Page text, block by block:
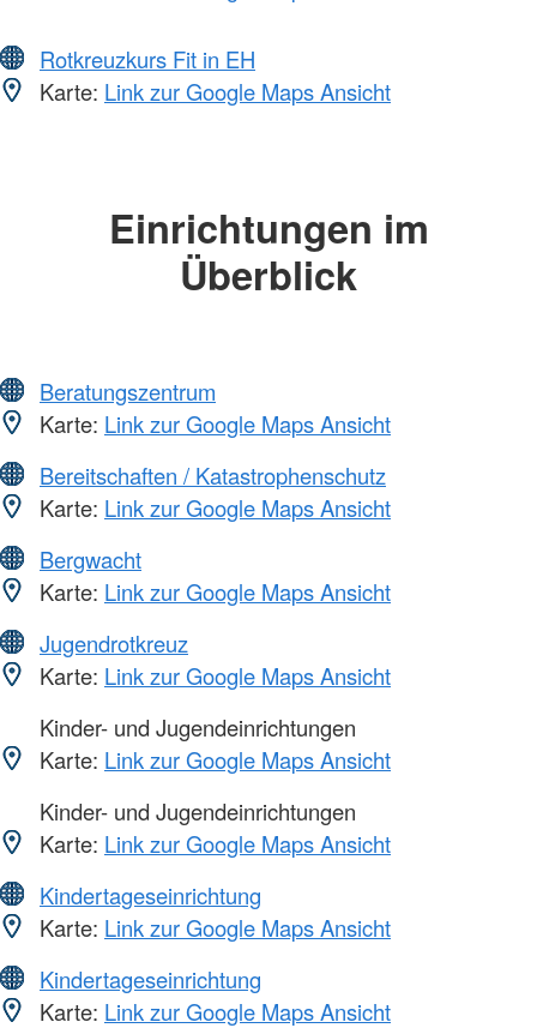
Rotkreuzkurs Fit in EH
Karte: Link zur Google Maps Ansicht
Einrichtungen im
Überblick
Beratungszentrum
Karte: Link zur Google Maps Ansicht
Bereitschaften / Katastrophenschutz
Karte: Link zur Google Maps Ansicht
Bergwacht
Karte: Link zur Google Maps Ansicht
Jugendrotkreuz
Karte: Link zur Google Maps Ansicht
Kinder- und Jugendeinrichtungen
Karte: Link zur Google Maps Ansicht
Kinder- und Jugendeinrichtungen
Karte: Link zur Google Maps Ansicht
Kindertageseinrichtung
Karte: Link zur Google Maps Ansicht
Kindertageseinrichtung
Karte: Link zur Google Maps Ansicht